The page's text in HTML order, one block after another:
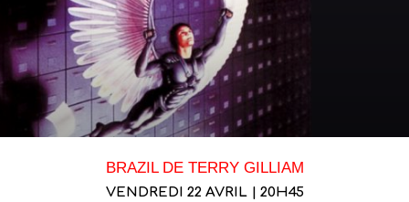
BRAZIL DE TERRY GILLIAM
VENDREDI 22 AVRIL | 20H45